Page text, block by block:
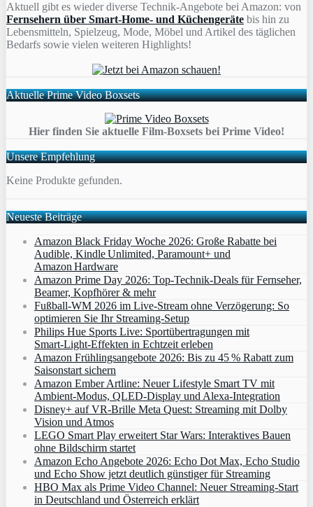
Aktuell gibt es wieder diverse Technik-Angebote bei Amazon: von
Fernsehern über Smart-Home- und Küchengeräte bis hin zu
Lebensmitteln, Spielzeug, Mode, Möbel und Artikel des täglichen
Bedarfs sowie vielen weiteren Highlights!
Aktuelle Prime Video Boxsets
Hier finden Sie aktuelle Film-Boxsets bei Prime Video!
Unsere Empfehlung
Keine Produkte gefunden.
Neueste Beiträge
Amazon Black Friday Woche 2026: Große Rabatte bei
Audible, Kindle Unlimited, Paramount+ und
Amazon Hardware
Amazon Prime Day 2026: Top-Technik-Deals für Fernseher,
Beamer, Kopfhörer & mehr
Fußball-WM 2026 im Live-Stream ohne Verzögerung: So
optimieren Sie Ihr Streaming-Setup
Philips Hue Sports Live: Sportübertragungen mit
Smart‑Light‑Effekten in Echtzeit erleben
Amazon Frühlingsangebote 2026: Bis zu 45 % Rabatt zum
Saisonstart sichern
Amazon Ember Artline: Neuer Lifestyle Smart TV mit
Ambient‑Modus, QLED‑Display und Alexa‑Integration
Disney+ auf VR-Brille Meta Quest: Streaming mit Dolby
Vision und Atmos
LEGO Smart Play erweitert Star Wars: Interaktives Bauen
ohne Bildschirm startet
Amazon Echo Angebote 2026: Echo Dot Max, Echo Studio
und Echo Show jetzt deutlich günstiger für Streaming
HBO Max als Prime Video Channel: Neuer Streaming‑Start
in Deutschland und Österreich erklärt